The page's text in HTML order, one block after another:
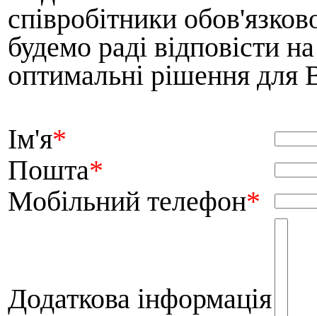
співробітники
будемо раді відповісти
оптимальні рішення для
Ім'я*
Пошта*
Мобільний телефон*
Додаткова інформація